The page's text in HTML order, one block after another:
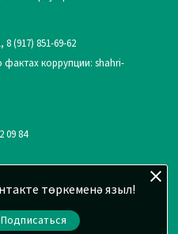
төркеменә языл!
Подписаться
8 (917) 851-69-62
коррупции: shahri-
09 84